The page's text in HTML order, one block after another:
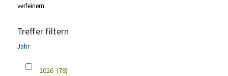
verfeinern.
Treffer filtern
Jahr
2026 (78)